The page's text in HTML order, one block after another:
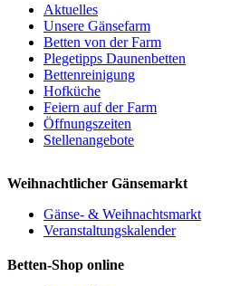
Aktuelles
Unsere Gänsefarm
Betten von der Farm
Plegetipps Daunenbetten
Bettenreinigung
Hofküche
Feiern auf der Farm
Öffnungszeiten
Stellenangebote
Weihnachtlicher Gänsemarkt
Gänse- & Weihnachtsmarkt
Veranstaltungskalender
Betten-Shop online